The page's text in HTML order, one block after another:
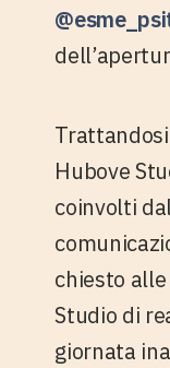
Hubove
coinvolti
chiesto alle
Studio di
giornata